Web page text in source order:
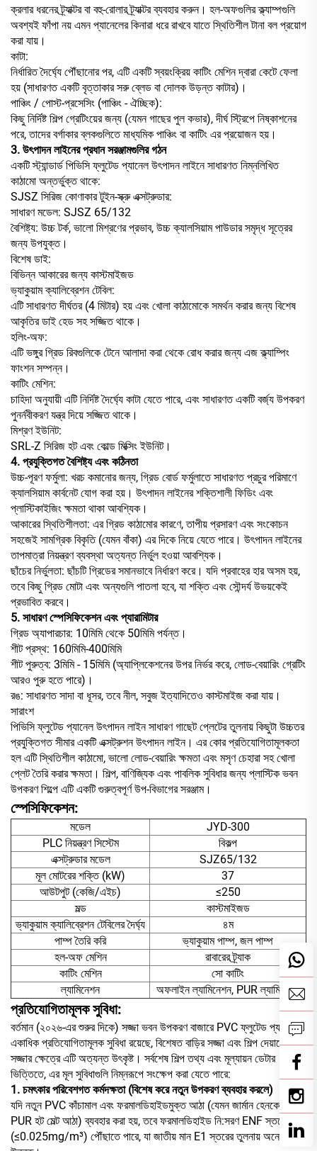
ক্রলার ধরনের ট্র্যাক্টর বা বহু-রোলার ট্র্যাক্টর ব্যবহার করুন। হল-অফগুলির ক্ল্যাম্পগুলি
অবশ্যই ফাঁপা নয় এমন প্যানেলের কিনারা ধরে রাখবে যাতে স্থিতিশীল টানা বল প্রয়োগ
করা যায়।
কাটা:
নির্ধারিত দৈর্ঘ্যে পৌঁছানোর পর, এটি একটি স্বয়ংক্রিয় কাটিং মেশিন দ্বারা কেটে ফেলা
হয় (সাধারণত একটি বৃত্তাকার সরু ব্লেড বা দোলক উড়ন্ত কাটার)।
পাঞ্চিং / পোস্ট-প্রসেসিং (পাঞ্চিং - ঐচ্ছিক):
কিছু নির্দিষ্ট শিল্প গ্রেটিংয়ের জন্য (যেমন গাছের পুল কভার), দীর্ঘ স্ট্রিপে নিষ্কাশনের
পরে, তাদের বর্গাকার ব্লকগুলিতে মাধ্যমিক পাঞ্চিং বা কাটিং এর প্রয়োজন হয়।
3. উৎপাদন লাইনের প্রধান সরঞ্জামগুলির গঠন
একটি স্ট্যান্ডার্ড পিভিসি ফ্লুটেড প্যানেল উৎপাদন লাইনে সাধারণত নিম্নলিখিত
কাঠামো অন্তর্ভুক্ত থাকে:
SJSZ সিরিজ কোণাকার টুইন-স্ক্রু এক্সট্রুডার:
সাধারণ মডেল: SJSZ 65/132
বৈশিষ্ট্য: উচ্চ টর্ক, ভালো মিশ্রণের প্রভাব, উচ্চ ক্যালসিয়াম পাউডার সমৃদ্ধ সূত্রের
জন্য উপযুক্ত।
বিশেষ ডাই:
বিভিন্ন আকারের জন্য কাস্টমাইজড
ভ্যাকুয়াম ক্যালিব্রেশন টেবিল:
এটি সাধারণত দীর্ঘতর (4 মিটার) হয় এবং খোলা কাঠামোকে সমর্থন করার জন্য বিশেষ
আকৃতির ডাই হেড সহ সজ্জিত থাকে।
হলিং-অফ:
এটি ভঙ্গুর গ্রিড রিবগুলিকে টেনে আলাদা করা থেকে রোধ করার জন্য এজ ক্ল্যাম্পিং
ফাংশন সম্পন্ন।
কাটিং মেশিন:
চাহিদা অনুযায়ী এটি নির্দিষ্ট দৈর্ঘ্যে কাটা যেতে পারে, এবং সাধারণত একটি বর্জ্য উপকরণ
পুনর্নবীকরণ যন্ত্র দিয়ে সজ্জিত থাকে।
মিশ্রণ ইউনিট:
SRL-Z সিরিজ হট এবং কোল্ড মিক্সিং ইউনিট।
4. প্রযুক্তিগত বৈশিষ্ট্য এবং কঠিনতা
উচ্চ-পূরণ ফর্মুলা: খরচ কমানোর জন্য, গ্রিড বোর্ড ফর্মুলাতে সাধারণত প্রচুর পরিমাণে
ক্যালসিয়াম কার্বনেট যোগ করা হয়। উৎপাদন লাইনের শক্তিশালী ফিডিং এবং
প্লাস্টিকাইজিং ক্ষমতা থাকা আবশ্যিক।
আকারের স্থিতিশীলতা: এর গ্রিড কাঠামোর কারণে, তাপীয় প্রসারণ এবং সংকোচন
সহজেই সামগ্রিক বিকৃতি (যেমন বাঁকা) এর দিকে নিয়ে যেতে পারে। উৎপাদন লাইনের
তাপমাত্রা নিয়ন্ত্রণ ব্যবস্থা অত্যন্ত নির্ভুল হওয়া আবশ্যিক।
ছাঁচের নির্ভুলতা: ছাঁচটি গ্রিডের সমানভাবে নির্ধারণ করে। যদি প্রবাহের হার অসম হয়,
তবে কিছু গ্রিড মোটা এবং অন্যগুলি পাতলা হবে, যা শক্তি এবং সৌন্দর্য উভয়কেই
প্রভাবিত করবে।
5. সাধারণ স্পেসিফিকেশন এবং প্যারামিটার
গ্রিড অ্যাপারচার: 10মিমি থেকে 50মিমি পর্যন্ত।
শীট প্রস্থ: 160মিমি-400মিমি
শীট পুরুত্ব: 3মিমি - 15মিমি (অ্যাপ্লিকেশনের উপর নির্ভর করে, লোড-বেয়ারিং গ্রেটিং
আরও পুরু হতে পারে)।
রঙ: সাধারণত সাদা বা ধূসর, তবে নীল, সবুজ ইত্যাদিতেও কাস্টমাইজ করা যায়।
সারাংশ
পিভিসি ফ্লুটেড প্যানেল উৎপাদন লাইন সাধারণ গাছেট প্লেটের তুলনায় কিছুটা উচ্চতর
প্রযুক্তিগত সীমার একটি এক্সট্রুশন উৎপাদন লাইন। এর কোর প্রতিযোগিতামূলকতা
হল এটি স্থিতিশীল কাঠামো, ভালো লোড-বেয়ারিং ক্ষমতা এবং মসৃণ চেহারা সহ খোলা
প্লেট তৈরি করার ক্ষমতা। শিল্প, বাণিজ্যিক এবং পাবলিক সুবিধার জন্য প্লাস্টিক ভবন
উপকরণ শিল্পে এটি একটি গুরুত্বপূর্ণ উপ-বিভাগের সরঞ্জাম।
স্পেসিফিকেশন:
মডেল
JYD-300
PLC নিয়ন্ত্রণ সিস্টেম
বিকল্প
এক্সট্রুডার মডেল
SJZ65/132
মূল মোটরের শক্তি (kW)
37
আউটপুট (কেজি/এইচ)
≤250
মল্ড
কাস্টমাইজড
ভ্যাকুয়াম ক্যালিব্রেশন টেবিলের দৈর্ঘ্য
৪ম
পাম্প তৈরি করি
ভ্যাকুয়াম পাম্প, জল পাম্প
হল-অফ মেশিন
রাবারের ট্র্যাক
কাটিং মেশিন
সো কাটিং
ল্যামিনেশন
অফলাইন ল্যামিনেশন, PUR ল্যামিনেশন
প্রতিযোগিতামূলক সুবিধা:
বর্তমান (২০২৬-এর শুরুর দিকে) সজ্জা ভবন উপকরণ বাজারে PVC ফ্লুটেড প্যানেলের
একাধিক প্রতিযোগিতামূলক সুবিধা রয়েছে, বিশেষত বাড়ির সজ্জা এবং শিল্প দেয়ালের
সজ্জার ক্ষেত্রে এটি অত্যন্ত উৎকৃষ্ট। সর্বশেষ শিল্প তথ্য এবং মূল্যায়ন ডেটার
ভিত্তিতে, এর মূল সুবিধাগুলি নিম্নরূপে সংক্ষেপ করা যেতে পারে:
1. চমৎকার পরিবেশগত কর্মদক্ষতা (বিশেষ করে নতুন উপকরণ ব্যবহার করলে)
যদি নতুন PVC কাঁচামাল এবং ফরমালডিহাইডমুক্ত আঠা (যেমন জার্মান হেনকেল
PUR হট মেল্ট আঠা) ব্যবহার করা হয়, তবে ফরমালডিহাইড নি:সরণ ENF স্তরে
(≤0.025mg/m³) পৌঁছাতে পারে, যা জাতীয় মান E1 স্তরের তুলনায় অনেক বেশি